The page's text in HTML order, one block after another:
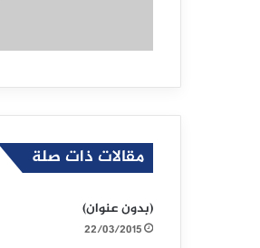
مقالات ذات صلة
(بدون عنوان)
22/03/2015